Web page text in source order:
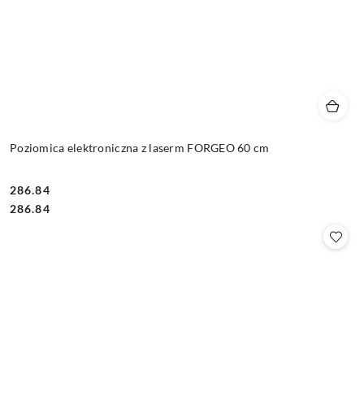
Poziomica elektroniczna z laserm FORGEO 60 cm
Cena:
286.84
Cena:
286.84